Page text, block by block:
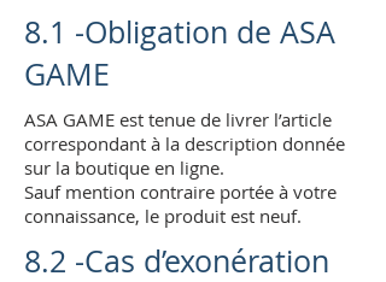
8.1 -Obligation de ASA
GAME
ASA GAME est tenue de livrer l’article
correspondant à la description donnée
sur la boutique en ligne.
Sauf mention contraire portée à votre
connaissance, le produit est neuf.
8.2 -Cas d’exonération